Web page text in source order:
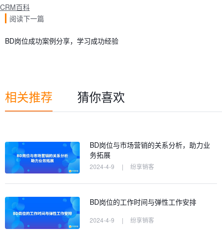
CRM百科
阅读下一篇
BD岗位成功案例分享，学习成功经验
相关推荐 猜你喜欢
BD岗位与市场营销的关系分析，助力业
务拓展
2024-4-9 | 纷享销客
BD岗位的工作时间与弹性工作安排
2024-4-9 | 纷享销客